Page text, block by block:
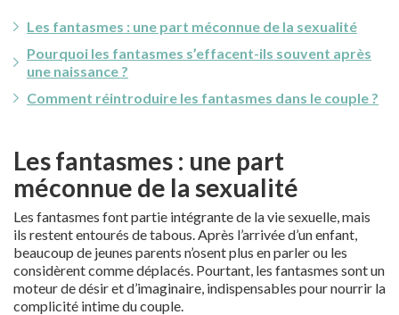
Les fantasmes : une part méconnue de la sexualité
Pourquoi les fantasmes s’effacent-ils souvent après
une naissance ?
Comment réintroduire les fantasmes dans le couple ?
Les fantasmes : une part
méconnue de la sexualité
Les fantasmes font partie intégrante de la vie sexuelle, mais
ils restent entourés de tabous. Après l’arrivée d’un enfant,
beaucoup de jeunes parents n’osent plus en parler ou les
considèrent comme déplacés. Pourtant, les fantasmes sont un
moteur de désir et d’imaginaire, indispensables pour nourrir la
complicité intime du couple.